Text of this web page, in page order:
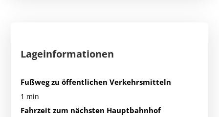
Lageinformationen
Fußweg zu öffentlichen Verkehrsmitteln
1 min
Fahrzeit zum nächsten Hauptbahnhof